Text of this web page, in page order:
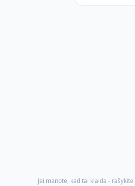
Jei manote, kad tai klaida - rašykite